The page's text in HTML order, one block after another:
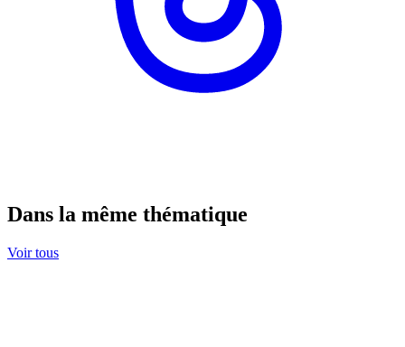
Dans la même thématique
Voir tous